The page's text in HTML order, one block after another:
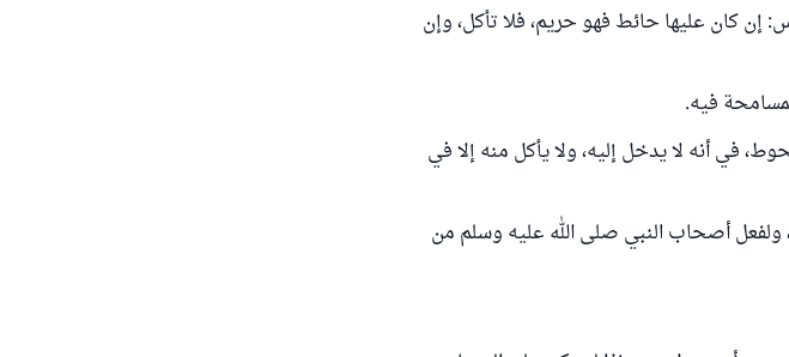
إن كان عليها حائط فهو حريم، فلا تأكل، وإن
فيه.
في أنه لا يدخل إليه، ولا يأكل منه إلا في
ولفعل أصحاب النبي صلى الله عليه وسلم من